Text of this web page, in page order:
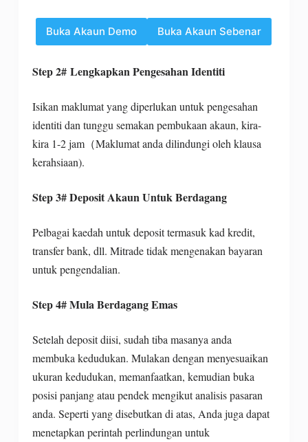
Buka Akaun Demo Buka Akaun Sebenar
Step 2# Lengkapkan Pengesahan Identiti
Isikan maklumat yang diperlukan untuk pengesahan
identiti dan tunggu semakan pembukaan akaun, kira-
kira 1-2 jam（Maklumat anda dilindungi oleh klausa
kerahsiaan).
Step 3# Deposit Akaun Untuk Berdagang
Pelbagai kaedah untuk deposit termasuk kad kredit,
transfer bank, dll. Mitrade tidak mengenakan bayaran
untuk pengendalian.
Step 4# Mula Berdagang Emas
Setelah deposit diisi, sudah tiba masanya anda
membuka kedudukan. Mulakan dengan menyesuaikan
ukuran kedudukan, memanfaatkan, kemudian buka
posisi panjang atau pendek mengikut analisis pasaran
anda. Seperti yang disebutkan di atas, Anda juga dapat
menetapkan perintah perlindungan untuk